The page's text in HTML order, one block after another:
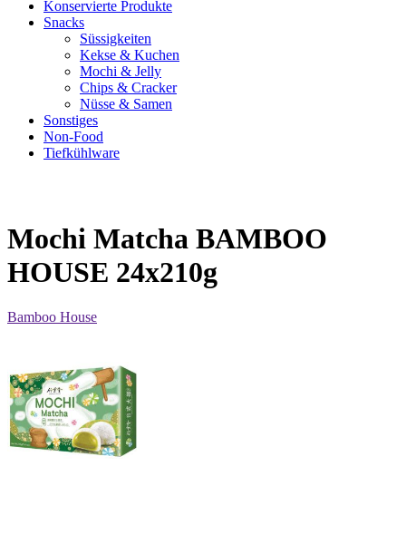
Konservierte Produkte
Snacks
Süssigkeiten
Kekse & Kuchen
Mochi & Jelly
Chips & Cracker
Nüsse & Samen
Sonstiges
Non-Food
Tiefkühlware
Mochi Matcha BAMBOO
HOUSE 24x210g
Bamboo House